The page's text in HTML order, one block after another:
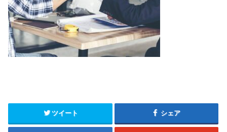
ツイート シェア